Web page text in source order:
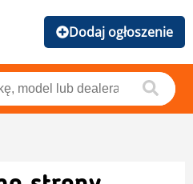
Dodaj ogłoszenie